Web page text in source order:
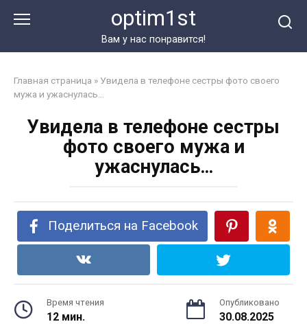
optim1st
Вам у нас понравится!
Главная страница » Увидела в телефоне сестры фото своего
мужа и ужаснулась…
Увидела в телефоне сестры
фото своего мужа и
ужаснулась…
Поделиться на Facebook
Время чтения
12 мин.
Опубликовано
30.08.2025